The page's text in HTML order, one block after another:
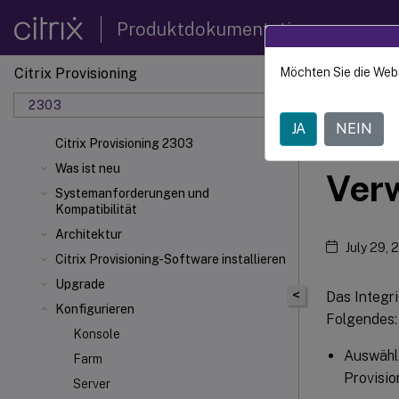
Produktdokumentation
Citrix Provisioning
2303
Citrix Provisioning 2303
Was ist neu
Systemanforderungen und
Kompatibilität
Architektur
Citrix Provisioning-Software installieren
Upgrade
Konfigurieren
Konsole
Farm
Server
Citrix
<
July 29,
Das
Folgendes:
Möchten Sie die
JA NEIN